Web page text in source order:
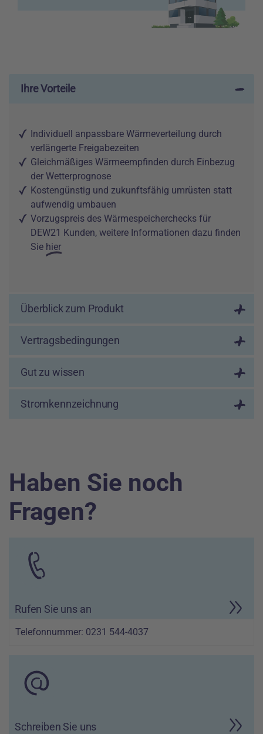
Ihre Vorteile
Individuell anpassbare Wärmeverteilung durch
verlängerte Freigabezeiten
Gleichmäßiges Wärmeempfinden durch Einbezug
der Wetterprognose
Kostengünstig und zukunftsfähig umrüsten statt
aufwendig umbauen
Vorzugspreis des Wärmespeicherchecks für
DEW21 Kunden, weitere Informationen dazu finden
Sie hier
Überblick zum Produkt
Vertragsbedingungen
Gut zu wissen
Stromkennzeichnung
Haben Sie noch
Fragen?
Rufen Sie uns an
Telefonnummer: 0231 544-4037
Schreiben Sie uns